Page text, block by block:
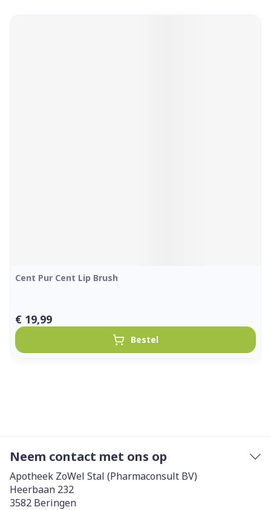
Cent Pur Cent Lip Brush
€ 19,99
Bestel
Neem contact met ons op
Apotheek ZoWel Stal (Pharmaconsult BV)
Heerbaan 232
3582 Beringen